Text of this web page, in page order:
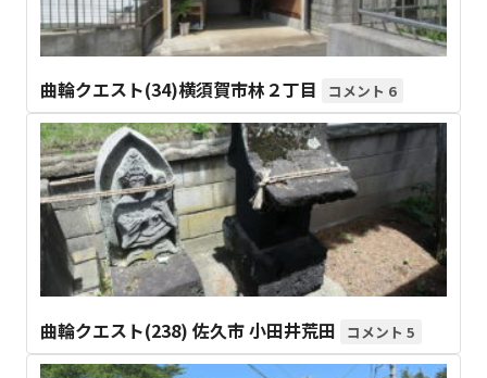
曲輪クエスト(34)横須賀市林２丁目 6
曲輪クエスト(238) 佐久市 小田井荒田 5